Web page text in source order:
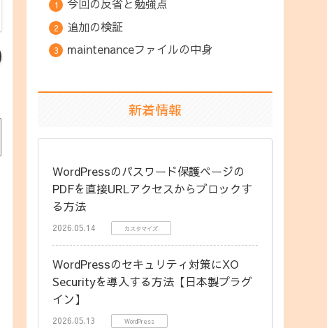
今回の反省と勉強点
追加の検証
maintenanceファイルの中身
新着情報
WordPressのパスワード保護ページの
PDFを直接URLアクセスからブロックす
る方法
2026.05.14 カスタマイズ
WordPressのセキュリティ対策にXO
Securityを導入する方法【日本製プラグ
イン】
2026.05.13 WordPress